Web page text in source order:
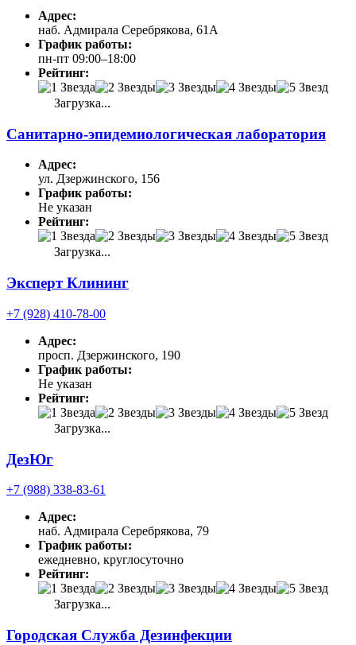
Адрес:
наб. Адмирала Серебрякова, 61А
График работы:
пн-пт 09:00–18:00
Рейтинг:
Загрузка...
Санитарно-эпидемиологическая лаборатория
Адрес:
ул. Дзержинского, 156
График работы:
Не указан
Рейтинг:
Загрузка...
Эксперт Клининг
+7 (928) 410-78-00
Адрес:
просп. Дзержинского, 190
График работы:
Не указан
Рейтинг:
Загрузка...
ДезЮг
+7 (988) 338-83-61
Адрес:
наб. Адмирала Серебрякова, 79
График работы:
ежедневно, круглосуточно
Рейтинг:
Загрузка...
Городская Служба Дезинфекции